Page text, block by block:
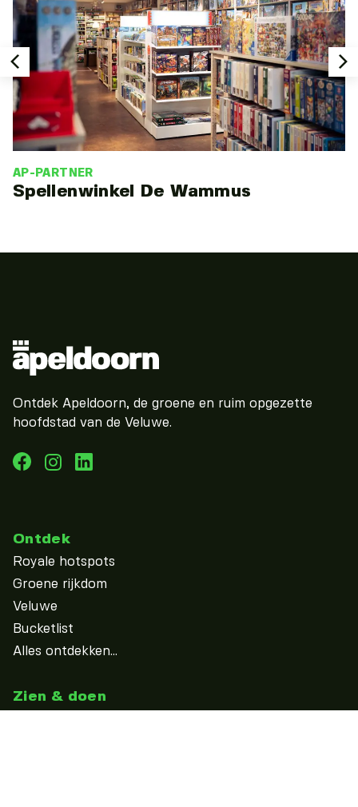
AP-PARTNER
Spellenwinkel De Wammus
Ontdek Apeldoorn, de groene en ruim opgezette
hoofdstad van de Veluwe.
Ontdek
Royale hotspots
Groene rijkdom
Veluwe
Bucketlist
Alles ontdekken...
Zien & doen